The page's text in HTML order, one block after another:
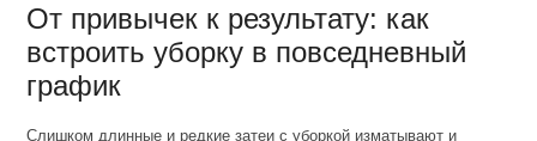
От привычек к результату: как
встроить уборку в повседневный
график
Слишком длинные и редкие затеи с уборкой изматывают и